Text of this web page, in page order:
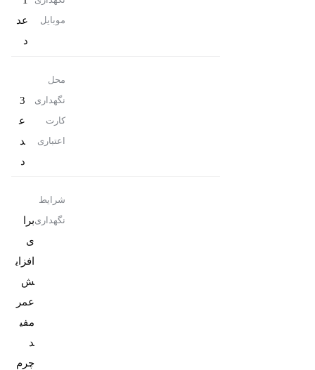
موبایل
عد
د
محل
نگهداری
کارت
اعتباری
3
ع
د
د
شرایط
نگهداریبرا
ی
افزای
ش
عمر
مفی
د
چرم